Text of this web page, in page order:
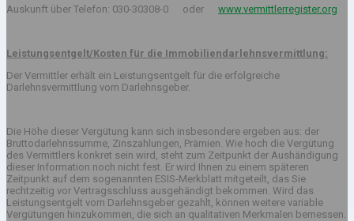
Auskunft über Telefon: 030-30308-0 oder www.vermittlerregister.org
Leistungsentgelt/Kosten für die Immobiliendarlehnsvermittlung:
Der Vermittler erhält ein Leistungsentgelt für die erfolgreiche
Darlehnsvermittlung vom Darlehnsgeber.
Die Höhe dieser Vergütung kann sich insbesondere ergeben aus: der
Bruttodarlehnssumme, Zinszahlungen, Prämien. Wie hoch die Vergütung
des Vermittlers konkret sein wird, steht zum Zeitpunkt der Aushändigung
dieser Information noch nicht fest. Er wird Ihnen zu einem späteren
Zeitpunkt auf dem sogenannten ESIS-Merkblatt mitgeteilt, das Sie
rechtzeitig vor Vertragsschluss ausgehändigt bekommen. Wird das
Leistungsentgelt vom Darlehnsgeber gezahlt, können weitere variable
Vergütungen hinzukommen, die sich an qualitativen Merkmalen bemessen.